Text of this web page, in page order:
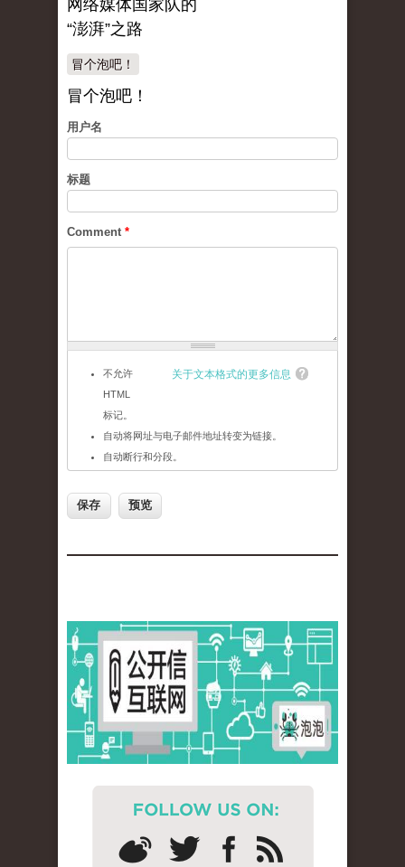
网络媒体国家队的
“澎湃”之路
冒个泡吧！
冒个泡吧！
用户名
标题
Comment *
关于文本格式的更多信息
不允许
HTML
标记。
自动将网址与电子邮件地址转变为链接。
自动断行和分段。